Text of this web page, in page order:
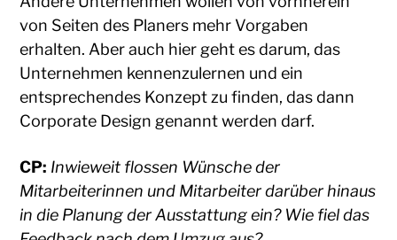
von Seiten des Planers mehr Vorgaben
erhalten. Aber auch hier geht es darum, das
Unternehmen kennenzulernen und ein
entsprechendes Konzept zu finden, das dann
Corporate Design genannt werden darf.
CP: Inwieweit flossen Wünsche der
Mitarbeiterinnen und Mitarbeiter darüber hinaus
in die Planung der Ausstattung ein? Wie fiel das